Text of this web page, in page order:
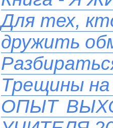
Для тех,
дружить
Трещины
ОПЫТ